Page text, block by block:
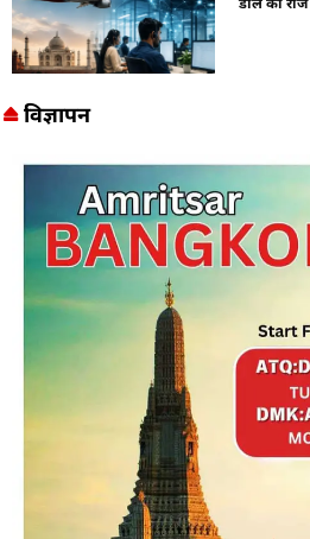
विज्ञापन